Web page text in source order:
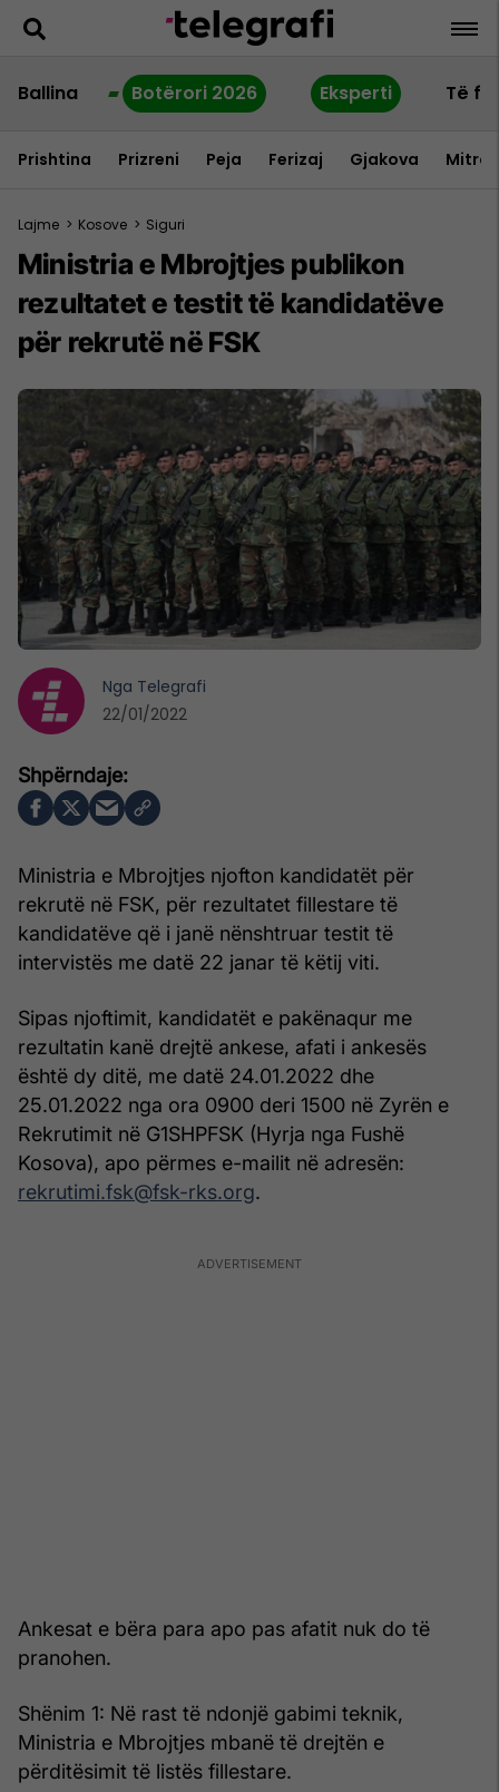
Ballina Botërori 2026 Eksperti Të
Prishtina Prizreni Peja Ferizaj Gjakova
Lajme > Kosove > Siguri
Ministria e Mbrojtjes publikon
rezultatet e testit të kandidatëve
për rekrutë në FSK
Ministria e Mbrojtjes njofton kandidatët për
rekrutë në FSK, për rezultatet fillestare të
kandidatëve që i janë nënshtruar testit të
intervistës me datë 22 janar të këtij viti.
Sipas njoftimit, kandidatët e pakënaqur me
rezultatin kanë drejtë ankese, afati i ankesës
është dy ditë, me datë 24.01.2022 dhe
25.01.2022 nga ora 0900 deri 1500 në Zyrën e
Rekrutimit në G1SHPFSK (Hyrja nga Fushë
Kosova), apo përmes e-mailit në adresën:
rekrutimi.fsk@fsk-rks.org.
Ankesat e bëra para apo pas afatit nuk do të
pranohen.
Shënim 1: Në rast të ndonjë gabimi teknik,
Ministria e Mbrojtjes mbanë të drejtën e
përditësimit të listës fillestare.
Nga Telegrafi
22/01/2022